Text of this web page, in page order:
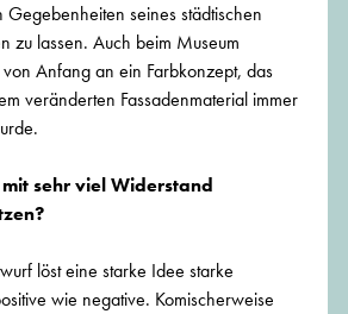
Gegebenheiten seines städtischen
zu lassen. Auch beim Museum
Anfang an ein Farbkonzept, das
veränderten Fassadenmaterial immer
mit sehr viel Widerstand
löst eine starke Idee starke
wie negative. Komischerweise